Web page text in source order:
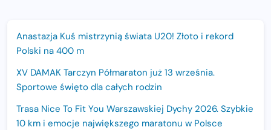
Anastazja Kuś mistrzynią świata U20! Złoto i rekord
Polski na 400 m
XV DAMAK Tarczyn Półmaraton już 13 września.
Sportowe święto dla całych rodzin
Trasa Nice To Fit You Warszawskiej Dychy 2026. Szybkie
10 km i emocje największego maratonu w Polsce